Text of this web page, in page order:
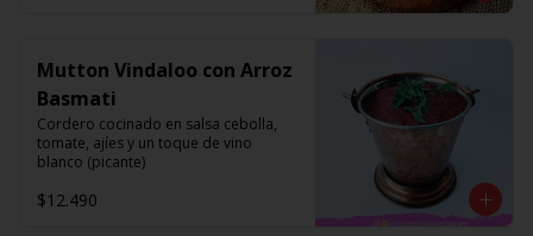
Mutton Vindaloo con Arroz
Basmati
Cordero cocinado en salsa cebolla,
tomate, ajíes y un toque de vino
blanco (picante)
$12.490